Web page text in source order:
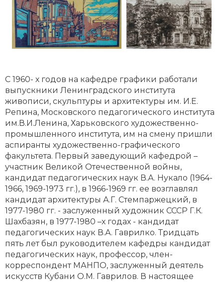
С 1960- х годов на кафедре графики работали
выпускники Ленинградского института
живописи, скульптуры и архитектуры им. И.Е.
Репина, Московского педагогического института
им.В.И.Ленина, Харьковского художественно-
промышленного института, им на смену пришли
аспиранты художественно-графического
факультета. Первый заведующий кафедрой –
участник Великой Отечественной войны,
кандидат педагогических наук В.А. Нукало (1964-
1966, 1969-1973 гг.), в 1966-1969 гг. ее возглавлял
кандидат архитектуры А.Г. Стемпаржецкий, в
1977-1980 гг. - заслуженный художник СССР Г.К.
Шахбазян, в 1977-1980 –х годах - кандидат
педагогических наук В.А. Гаврилко. Тридцать
пять лет был руководителем кафедры кандидат
педагогических наук, профессор, член-
корреспондент МАНПО, заслуженный деятель
искусств Кубани О.М. Гаврилов. В настоящее